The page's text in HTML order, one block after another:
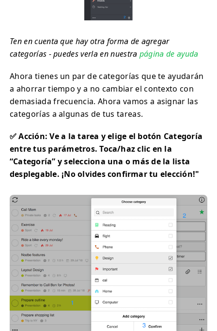
Ten en cuenta que hay otra forma de agregar
categorías - puedes verla en nuestra página de ayuda
Ahora tienes un par de categorías que te ayudarán
a ahorrar tiempo y a no cambiar el contexto con
demasiada frecuencia. Ahora vamos a asignar las
categorías a algunas de tus tareas.
✅ Acción: Ve a la tarea y elige el botón Categoría
entre tus parámetros. Toca/haz clic en la
“Categoría” y selecciona una o más de la lista
desplegable. ¡No olvides confirmar tu elección!"